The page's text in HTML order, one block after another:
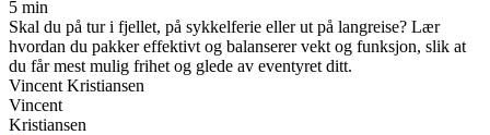
5 min
Skal du på tur i fjellet, på sykkelferie eller ut på langreise? Lær
hvordan du pakker effektivt og balanserer vekt og funksjon, slik at
du får mest mulig frihet og glede av eventyret ditt.
Vincent Kristiansen
Vincent
Kristiansen